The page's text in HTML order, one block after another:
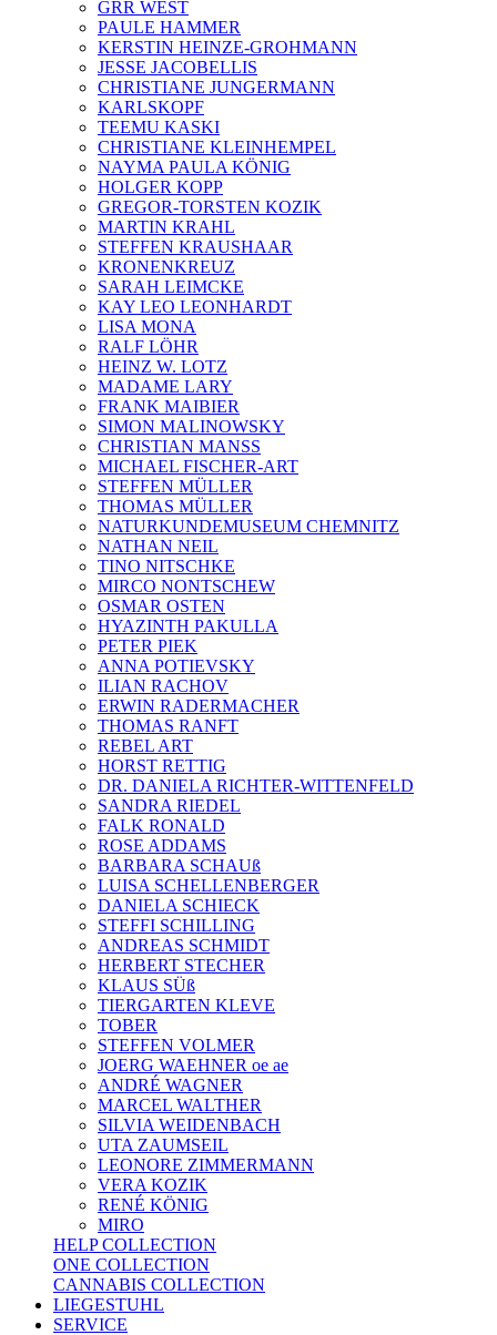
GRR WEST
PAULE HAMMER
KERSTIN HEINZE-GROHMANN
JESSE JACOBELLIS
CHRISTIANE JUNGERMANN
KARLSKOPF
TEEMU KASKI
CHRISTIANE KLEINHEMPEL
NAYMA PAULA KÖNIG
HOLGER KOPP
GREGOR-TORSTEN KOZIK
MARTIN KRAHL
STEFFEN KRAUSHAAR
KRONENKREUZ
SARAH LEIMCKE
KAY LEO LEONHARDT
LISA MONA
RALF LÖHR
HEINZ W. LOTZ
MADAME LARY
FRANK MAIBIER
SIMON MALINOWSKY
CHRISTIAN MANSS
MICHAEL FISCHER-ART
STEFFEN MÜLLER
THOMAS MÜLLER
NATURKUNDEMUSEUM CHEMNITZ
NATHAN NEIL
TINO NITSCHKE
MIRCO NONTSCHEW
OSMAR OSTEN
HYAZINTH PAKULLA
PETER PIEK
ANNA POTIEVSKY
ILIAN RACHOV
ERWIN RADERMACHER
THOMAS RANFT
REBEL ART
HORST RETTIG
DR. DANIELA RICHTER-WITTENFELD
SANDRA RIEDEL
FALK RONALD
ROSE ADDAMS
BARBARA SCHAUß
LUISA SCHELLENBERGER
DANIELA SCHIECK
STEFFI SCHILLING
ANDREAS SCHMIDT
HERBERT STECHER
KLAUS SÜß
TIERGARTEN KLEVE
TOBER
STEFFEN VOLMER
JOERG WAEHNER oe ae
ANDRÉ WAGNER
MARCEL WALTHER
SILVIA WEIDENBACH
UTA ZAUMSEIL
LEONORE ZIMMERMANN
VERA KOZIK
RENÉ KÖNIG
MIRO
HELP COLLECTION
ONE COLLECTION
CANNABIS COLLECTION
LIEGESTUHL
SERVICE